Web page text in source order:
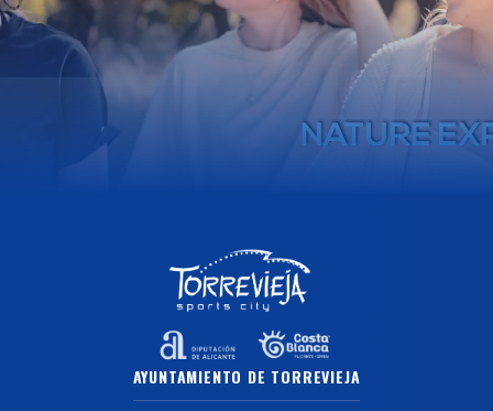
AYUNTAMIENTO DE TORREVIEJA